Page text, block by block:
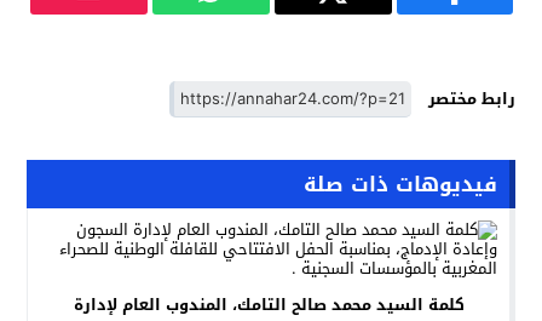
رابط مختصر
فيديوهات ذات صلة
كلمة السيد محمد صالح التامك، المندوب العام لإدارة